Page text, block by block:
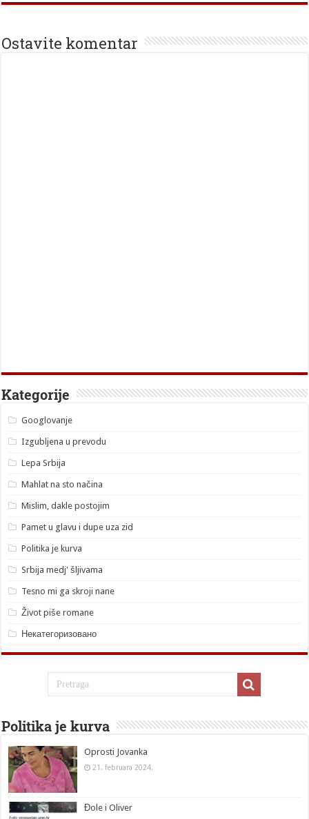
Ostavite komentar
Kategorije
Googlovanje
Izgubljena u prevodu
Lepa Srbija
Mahlat na sto načina
Mislim, dakle postojim
Pamet u glavu i dupe uza zid
Politika je kurva
Srbija medj' šljivama
Tesno mi ga skroji nane
Život piše romane
Некатегоризовано
Politika je kurva
Oprosti Jovanka
21. februara 2024.
Đole i Oliver